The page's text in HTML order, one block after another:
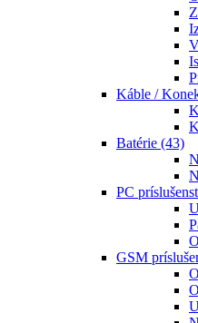
Káble /
Batérie (43)
PC
GSM